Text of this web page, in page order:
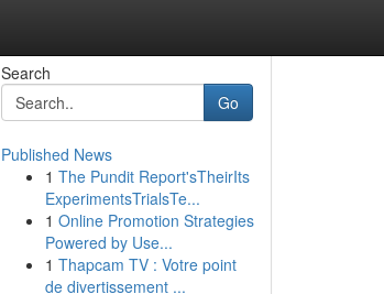
Search
Go
Published News
1 The Pundit Report'sTheirIts
ExperimentsTrialsTe...
1 Online Promotion Strategies
Powered by Use...
1 Thapcam TV : Votre point
de divertissement ...